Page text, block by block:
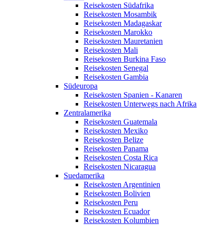
Reisekosten Südafrika
Reisekosten Mosambik
Reisekosten Madagaskar
Reisekosten Marokko
Reisekosten Mauretanien
Reisekosten Mali
Reisekosten Burkina Faso
Reisekosten Senegal
Reisekosten Gambia
Südeuropa
Reisekosten Spanien - Kanaren
Reisekosten Unterwegs nach Afrika
Zentralamerika
Reisekosten Guatemala
Reisekosten Mexiko
Reisekosten Belize
Reisekosten Panama
Reisekosten Costa Rica
Reisekosten Nicaragua
Suedamerika
Reisekosten Argentinien
Reisekosten Bolivien
Reisekosten Peru
Reisekosten Ecuador
Reisekosten Kolumbien